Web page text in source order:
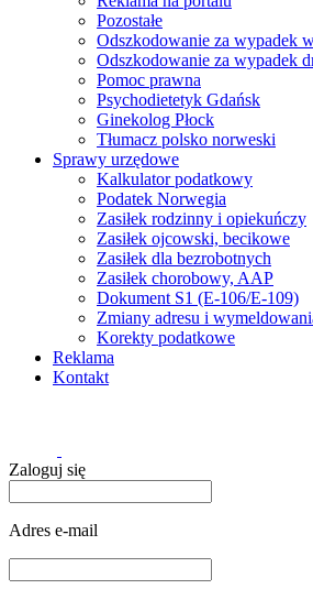
Pozostałe
Odszkodowanie za wypadek
Odszkodowanie za wypadek
Pomoc prawna
Psychodietetyk Gdańsk
Ginekolog Płock
Tłumacz polsko norweski
Sprawy urzędowe
Kalkulator podatkowy
Podatek Norwegia
Zasiłek rodzinny i opiekuńczy
Zasiłek ojcowski, becikowe
Zasiłek dla bezrobotnych
Zasiłek chorobowy, AAP
Dokument S1 (E-106/E-109)
Zmiany adresu i
Korekty podatkowe
Reklama
Kontakt
Zaloguj się
Adres e-mail